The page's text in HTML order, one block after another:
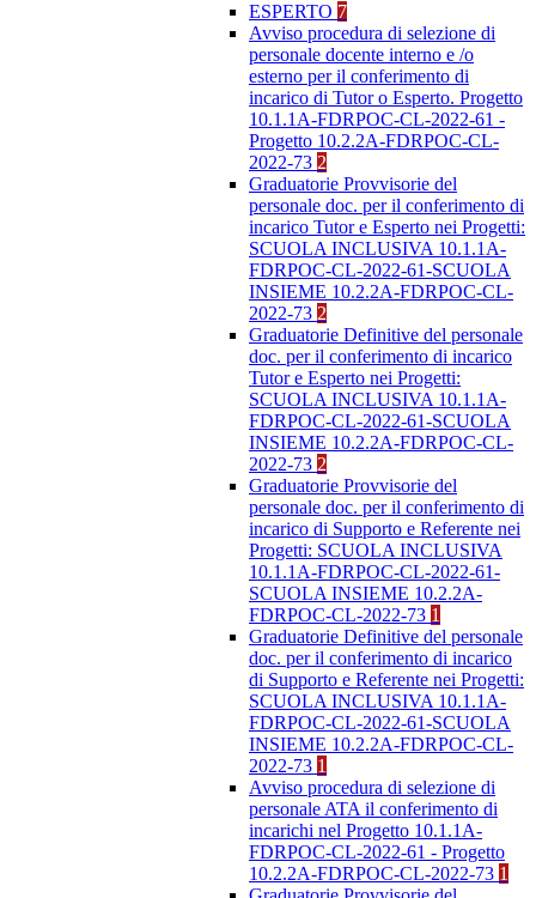
ESPERTO 7
Avviso procedura di selezione di
personale docente interno e /o
esterno per il conferimento di
incarico di Tutor o Esperto. Progetto
10.1.1A-FDRPOC-CL-2022-61 -
Progetto 10.2.2A-FDRPOC-CL-
2022-73 2
Graduatorie Provvisorie del
personale doc. per il conferimento di
incarico Tutor e Esperto nei Progetti:
SCUOLA INCLUSIVA 10.1.1A-
FDRPOC-CL-2022-61-SCUOLA
INSIEME 10.2.2A-FDRPOC-CL-
2022-73 2
Graduatorie Definitive del personale
doc. per il conferimento di incarico
Tutor e Esperto nei Progetti:
SCUOLA INCLUSIVA 10.1.1A-
FDRPOC-CL-2022-61-SCUOLA
INSIEME 10.2.2A-FDRPOC-CL-
2022-73 2
Graduatorie Provvisorie del
personale doc. per il conferimento di
incarico di Supporto e Referente nei
Progetti: SCUOLA INCLUSIVA
10.1.1A-FDRPOC-CL-2022-61-
SCUOLA INSIEME 10.2.2A-
FDRPOC-CL-2022-73 1
Graduatorie Definitive del personale
doc. per il conferimento di incarico
di Supporto e Referente nei Progetti:
SCUOLA INCLUSIVA 10.1.1A-
FDRPOC-CL-2022-61-SCUOLA
INSIEME 10.2.2A-FDRPOC-CL-
2022-73 1
Avviso procedura di selezione di
personale ATA il conferimento di
incarichi nel Progetto 10.1.1A-
FDRPOC-CL-2022-61 - Progetto
10.2.2A-FDRPOC-CL-2022-73 1